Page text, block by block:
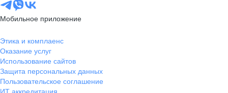
Мобильное приложение
Этика и комплаенс
Оказание услуг
Использование сайтов
Защита персональных данных
Пользовательское соглашение